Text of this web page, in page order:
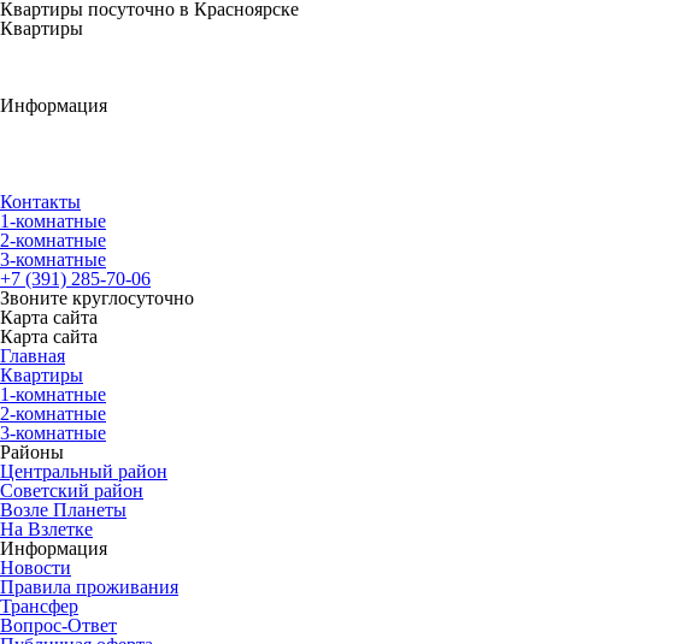
Квартиры посуточно в Красноярске
Квартиры
Информация
Контакты
1-комнатные
2-комнатные
3-комнатные
‭+7 (391) ‭285-70-06‬‬
Звоните круглосуточно
Карта сайта
Карта сайта
Главная
Квартиры
1-комнатные
2-комнатные
3-комнатные
Районы
Центральный район
Советский район
Возле Планеты
На Взлетке
Информация
Новости
Правила проживания
Трансфер
Вопрос-Ответ